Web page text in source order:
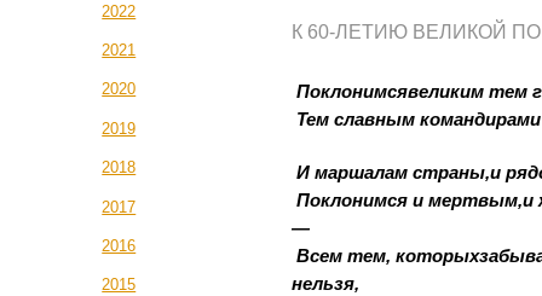
2022
2021
2020
2019
2018
2017
2016
2015
К 60-ЛЕТИЮ ВЕЛИКОЙ
Поклонимсявеликим тем
Тем славным
И маршалам страны,и
Поклонимся и мертвым,и
—
Всем тем,
нельзя,